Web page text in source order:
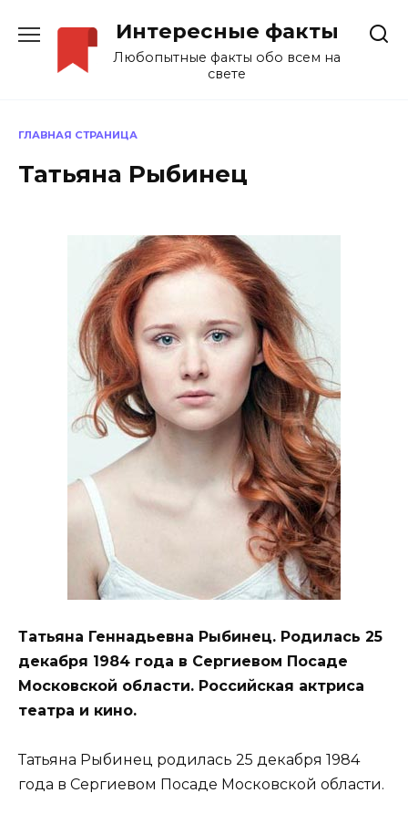
содержанию
Интересные факты
Любопытные факты обо всем на
свете
ГЛАВНАЯ СТРАНИЦА
Татьяна Рыбинец
Татьяна Геннадьевна Рыбинец. Родилась 25
декабря 1984 года в Сергиевом Посаде
Московской области. Российская актриса
театра и кино.
Татьяна Рыбинец родилась 25 декабря 1984
года в Сергиевом Посаде Московской области.